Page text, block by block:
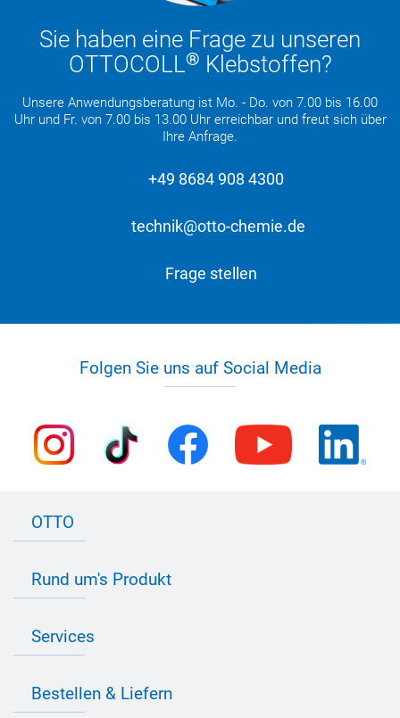
Sie haben eine Frage zu unseren
OTTOCOLL® Klebstoffen?
Unsere Anwendungsberatung ist Mo. - Do. von 7.00 bis 16.00
Uhr und Fr. von 7.00 bis 13.00 Uhr erreichbar und freut sich über
Ihre Anfrage.
+49 8684 908 4300
technik@otto-chemie.de
Frage stellen
Folgen Sie uns auf Social Media
OTTO
Bau Newsletter
Presse
Jobs
Referenzen
Rund um's Produkt
Farbvielfalt
Informationen zu Prüfzeichen
Services
Farbempfehlungen
Bestellen & Liefern